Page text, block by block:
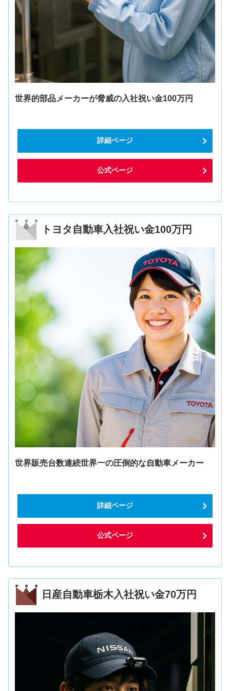
世界的部品メーカーが脅威の入社祝い金100万円
詳細ページ
公式ページ
トヨタ自動車入社祝い金100万円
世界販売台数連続世界一の圧倒的な自動車メーカー
詳細ページ
公式ページ
日産自動車栃木入社祝い金70万円